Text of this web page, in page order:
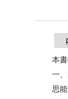
本
一
思能